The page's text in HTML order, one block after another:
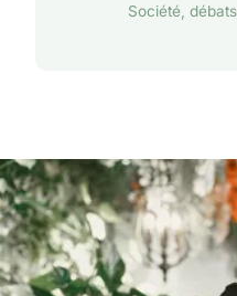
Société,